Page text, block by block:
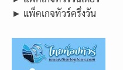
► แพ็คเกจทัวร์ครึ่งวัน